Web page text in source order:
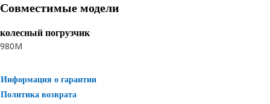
Совместимые модели
колесный погрузчик
980M
Информация о гарантии
Политика возврата